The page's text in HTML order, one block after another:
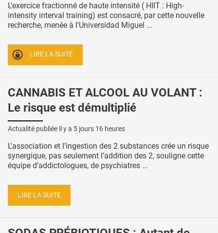
L'exercice fractionné de haute intensité ( HIIT : High-
intensity interval training) est consacré, par cette nouvelle
recherche, menée à l'Universidad Miguel ...
LIRE LA SUITE
CANNABIS ET ALCOOL AU VOLANT :
Le risque est démultiplié
Actualité publiée il y a 5 jours 16 heures
L'association et l’ingestion des 2 substances crée un risque
synergique, pas seulement l’addition des 2, souligne cette
équipe d’addictologues, de psychiatres ...
LIRE LA SUITE